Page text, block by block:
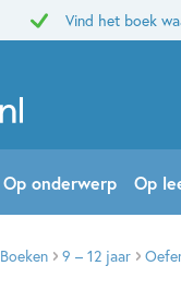
Vind het boek
Op onderwerp Op
Boeken 9 – 12 jaar